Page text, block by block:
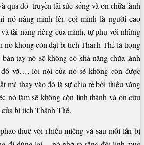
qua đó truyền tải sức sống và ơn chữa lành
nó nâng mình lên coi mình là người cao
tài năng riêng của mình, tự phụ với những
nó không còn đặt bí tích Thánh Thể là trọng
tay nó sẽ không có khả năng chữa lành
vỡ…, lời nói của nó sẽ không còn được
mà thay vào đó là sự chia rẻ bởi thiếu vắng
nó làm sẽ không còn linh thánh và ơn cứu
bí tích Thánh Thể.
thuê với nhiều miếng vá sau mỗi lần bị